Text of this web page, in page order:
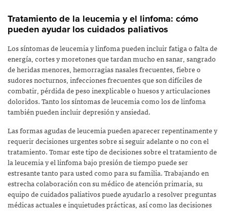
Tratamiento de la leucemia y el linfoma: cómo
pueden ayudar los cuidados paliativos
Los síntomas de leucemia y linfoma pueden incluir fatiga o falta de
energía, cortes y moretones que tardan mucho en sanar, sangrado
de heridas menores, hemorragias nasales frecuentes, fiebre o
sudores nocturnos, infecciones frecuentes que son difíciles de
combatir, pérdida de peso inexplicable o huesos y articulaciones
doloridos. Tanto los síntomas de leucemia como los de linfoma
también pueden incluir depresión y ansiedad.
Las formas agudas de leucemia pueden aparecer repentinamente y
requerir decisiones urgentes sobre si seguir adelante o no con el
tratamiento. Tomar este tipo de decisiones sobre el tratamiento de
la leucemia y el linfoma bajo presión de tiempo puede ser
estresante tanto para usted como para su familia. Trabajando en
estrecha colaboración con su médico de atención primaria, su
equipo de cuidados paliativos puede ayudarlo a resolver preguntas
médicas actuales e inquietudes prácticas, así como las decisiones